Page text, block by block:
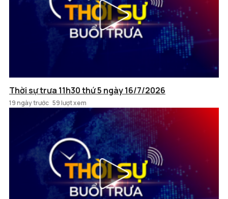
Thời sự trưa 11h30 thứ 5 ngày 16/7/2026
19 ngày trước 59 lượt xem